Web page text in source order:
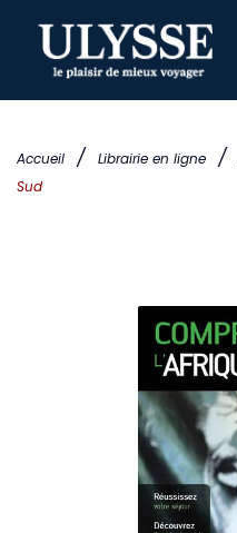
Accueil / Librairie en ligne /
Sud